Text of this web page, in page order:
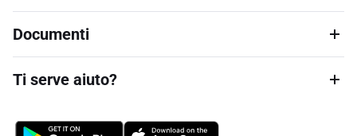
Documenti
Ti serve aiuto?